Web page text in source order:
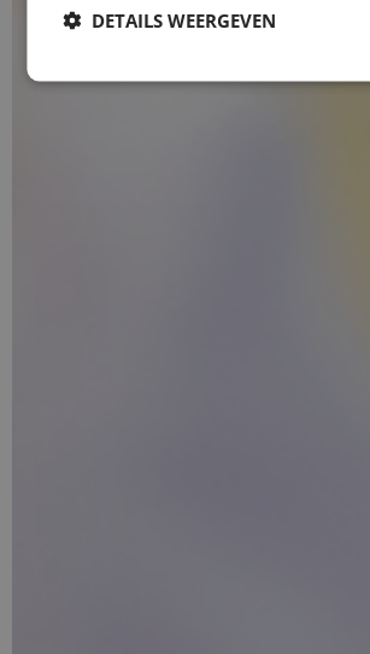
DETAILS WEERGEVEN